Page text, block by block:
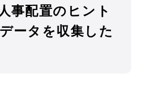
事配置のヒント
ータを収集した